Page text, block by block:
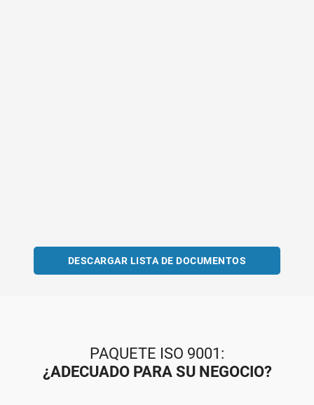
DESCARGAR LISTA DE DOCUMENTOS
PAQUETE ISO 9001:
¿ADECUADO PARA SU NEGOCIO?